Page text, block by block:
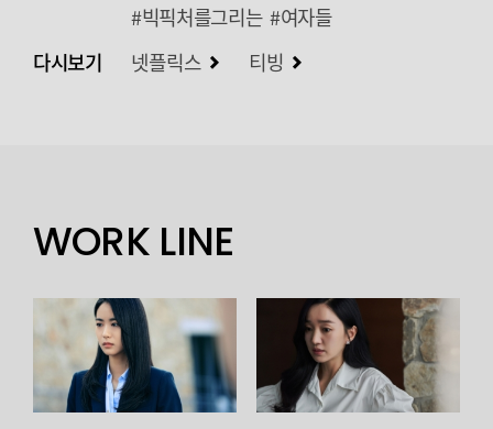
#빅픽처를그리는 #여자들
다시보기
넷플릭스 티빙
WORK LINE